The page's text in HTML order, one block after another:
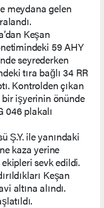
meydana gelen
Keşan
59 AHY
seyrederken
tıra bağlı 34 RR
Kontrolden çıkan
işyerinin önünde
046 plakalı
Ş.Y. ile yanındaki
kaza yerine
sevk edildi.
Keşan
altına alındı.